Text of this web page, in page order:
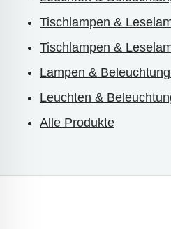
Tischlampen &
Tischlampen &
Lampen &
Leuchten &
Alle Produkte